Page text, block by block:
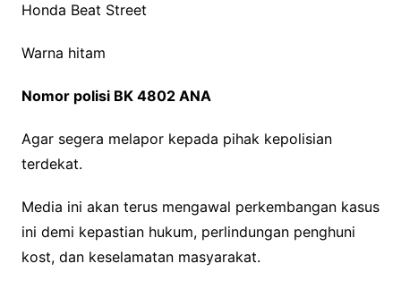
Honda Beat Street
Warna hitam
Nomor polisi BK 4802 ANA
Agar segera melapor kepada pihak kepolisian
terdekat.
Media ini akan terus mengawal perkembangan kasus
ini demi kepastian hukum, perlindungan penghuni
kost, dan keselamatan masyarakat.